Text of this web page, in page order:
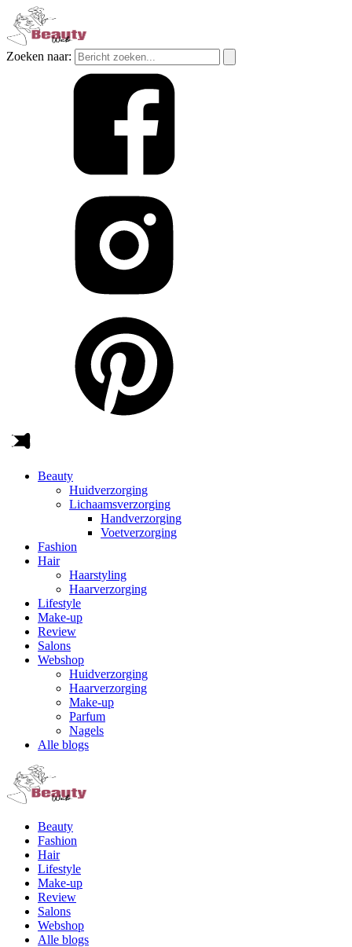
Zoeken naar:
Beauty
Huidverzorging
Lichaamsverzorging
Handverzorging
Voetverzorging
Fashion
Hair
Haarstyling
Haarverzorging
Lifestyle
Make-up
Review
Salons
Webshop
Huidverzorging
Haarverzorging
Make-up
Parfum
Nagels
Alle blogs
Beauty
Fashion
Hair
Lifestyle
Make-up
Review
Salons
Webshop
Alle blogs